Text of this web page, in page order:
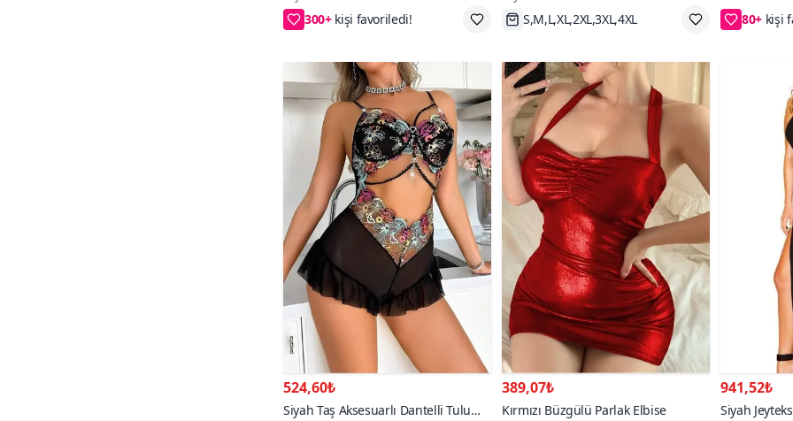
2XL/3XL,S/M,L/XL,4XL
GecelikHızlı Kargo
2XL/
524,60₺
Siyah Taş Aksesuarlı Dantelli Tulum
389,07₺
Kırmızı Büzgülü Parlak Elbise
941,52₺
Siyah